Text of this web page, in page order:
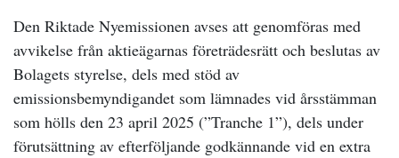
Den Riktade Nyemissionen avses att genomföras med
avvikelse från aktieägarnas företrädesrätt och beslutas av
Bolagets styrelse, dels med stöd av
emissionsbemyndigandet som lämnades vid årsstämman
som hölls den 23 april 2025 (”Tranche 1”), dels under
förutsättning av efterföljande godkännande vid en extra